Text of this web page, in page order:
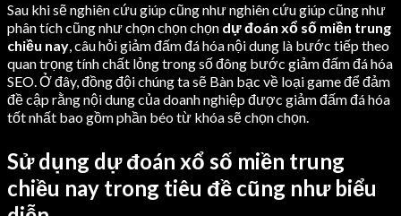
Sau khi sẽ nghiên cứu giúp cũng như nghiên cứu giúp cũng như
phân tích cũng như chọn chọn chọn dự đoán xổ số miền trung
chiều nay, câu hỏi giảm đấm đá hóa nội dung là bước tiếp theo
quan trọng tính chất lỏng trong số đông bước giảm đấm đá hóa
SEO. Ở đây, đồng đội chúng ta sẽ Bàn bạc về loại game để đảm
đề cập rằng nội dung của doanh nghiệp được giảm đấm đá hóa
tốt nhất bao gồm phần béo từ khóa sẽ chọn chọn.
Sử dụng dự đoán xổ số miền trung
chiều nay trong tiêu đề cũng như biểu